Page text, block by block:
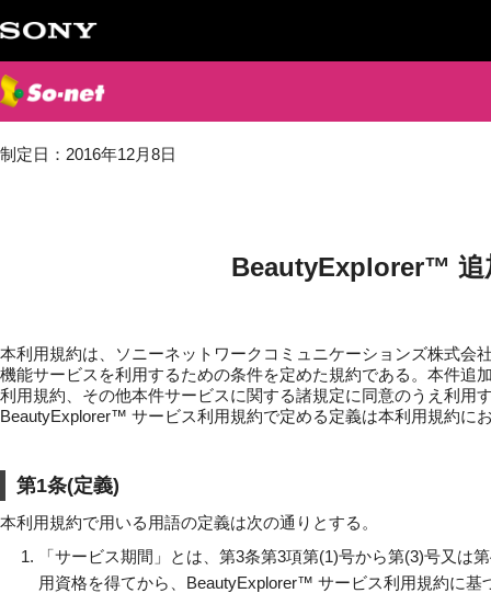
制定日：2016年12月8日
BeautyExplorer™ 追
本利用規約は、ソニーネットワークコミュニケーションズ株式
機能サービスを利用するための条件を定めた規約である。本件
利用規約、その他本件サービスに関する諸規定に同意のうえ利用
BeautyExplorer™ サービス利用規約で定める定義は本利用規約に
第1条(定義)
本利用規約で用いる用語の定義は次の通りとする。
「サービス期間」とは、第3条第3項第(1)号から第(3)号又
用資格を得てから、BeautyExplorer™ サービス利用規約に